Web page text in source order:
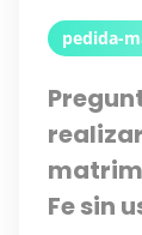
pedida-
Fe sin